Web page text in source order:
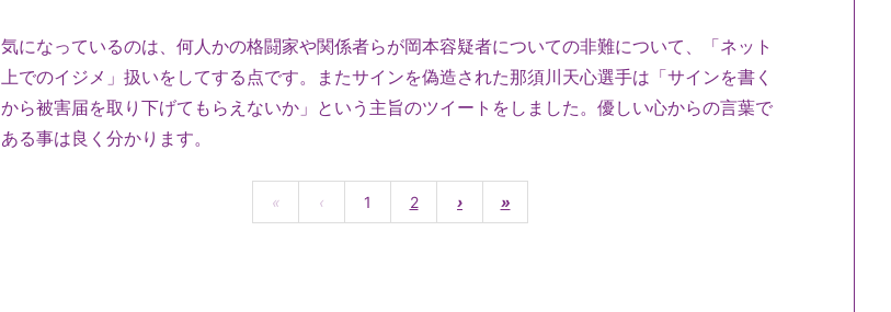
気になっているのは、何人かの格闘家や関係者らが岡本容疑者についての非難について、「ネット
上でのイジメ」扱いをしてする点です。またサインを偽造された那須川天心選手は「サインを書く
から被害届を取り下げてもらえないか」という主旨のツイートをしました。優しい心からの言葉で
ある事は良く分かります。
« ‹ 1 2 › »